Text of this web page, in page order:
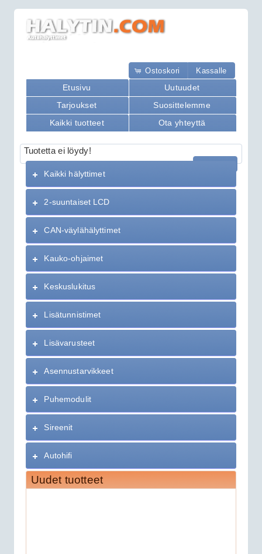
Ostoskori Kassalle
Etusivu
Uutuudet
Tarjoukset
Suosittelemme
Kaikki tuotteet
Ota yhteyttä
Tuotetta ei löydy!
Kaikki hälyttimet
2-suuntaiset LCD
CAN-väylähälyttimet
Kauko-ohjaimet
Keskuslukitus
Lisätunnistimet
Lisävarusteet
Asennustarvikkeet
Puhemodulit
Sireenit
Autohifi
Uudet tuotteet